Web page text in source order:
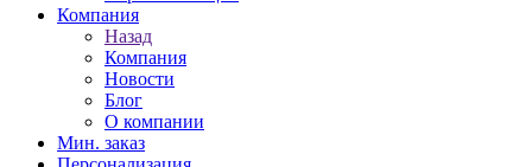
Компания
Назад
Компания
Новости
Блог
О компании
Мин. заказ